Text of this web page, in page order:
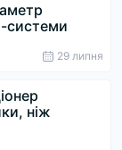
системи
29 липня
ніж